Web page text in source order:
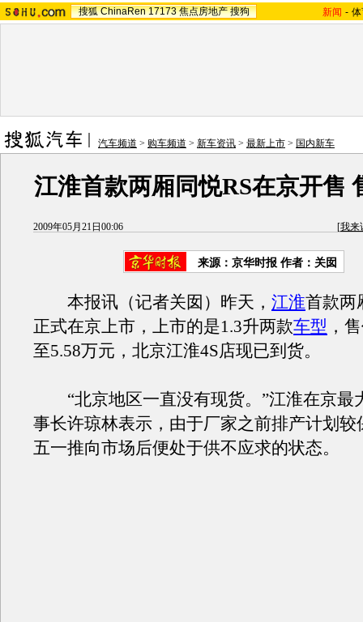
搜狐 ChinaRen 17173 焦点房地产 搜狗 新闻 -
汽车频道 > 购车频道 > 新车资讯 > 最新上市 > 国内新车
江淮首款两厢同悦RS在京开售
2009年05月21日00:06 [我来
来源： 京华时报 作者：关囡
本报讯（记者关囡）昨天， 江淮首款两
正式在京上市，上市的是1.3升两款车型 ，
至5.58万元，北京江淮4S店现已到货。
“北京地区一直没有现货。”江淮在京最
事长许琼林表示，由于厂家之前排产计划较
五一推向市场后便处于供不应求的状态。